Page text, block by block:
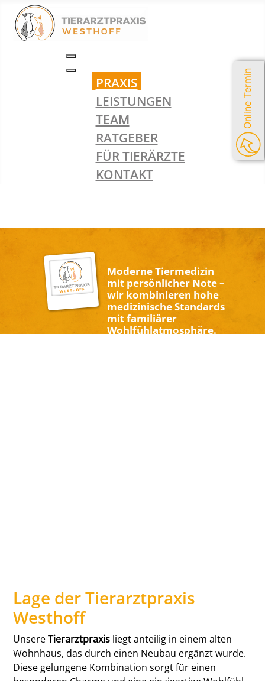
Online Termin
PRAXIS
LEISTUNGEN
TEAM
RATGEBER
FÜR TIERÄRZTE
KONTAKT
Moderne Tiermedizin
mit persönlicher Note –
wir kombinieren hohe
medizinische Standards
mit familiärer
Wohlfühlatmosphäre.
Lage der Tierarztpraxis
Westhoff
UnsereTierarztpraxis liegt anteilig in einem alten
Wohnhaus, das durch einen Neubau ergänzt wurde.
Diese gelungene Kombination sorgt für einen